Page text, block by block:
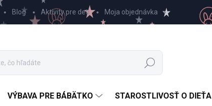
Blog Aktivity pre deti Moja objednávka
Hľadať
VÝBAVA PRE BÁBÄTKO STAROSTLIVOSŤ O DIEŤA